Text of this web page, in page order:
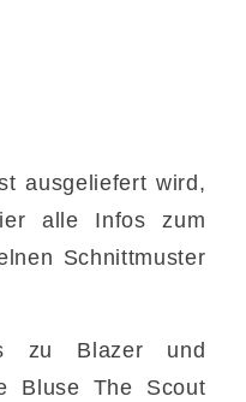
ausgeliefert wird,
alle Infos zum
Schnittmuster
zu Blazer und
Bluse The Scout